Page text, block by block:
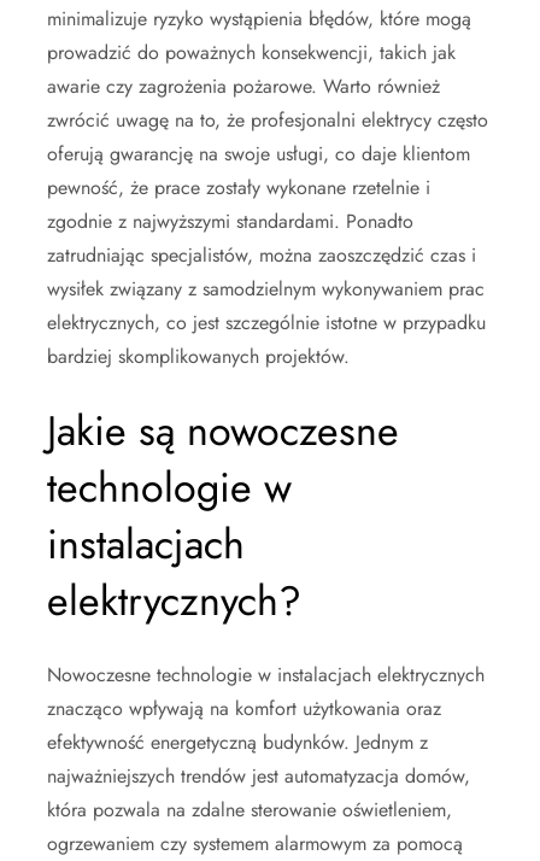
minimalizuje ryzyko wystąpienia błędów, które mogą
prowadzić do poważnych konsekwencji, takich jak
awarie czy zagrożenia pożarowe. Warto również
zwrócić uwagę na to, że profesjonalni elektrycy często
oferują gwarancję na swoje usługi, co daje klientom
pewność, że prace zostały wykonane rzetelnie i
zgodnie z najwyższymi standardami. Ponadto
zatrudniając specjalistów, można zaoszczędzić czas i
wysiłek związany z samodzielnym wykonywaniem prac
elektrycznych, co jest szczególnie istotne w przypadku
bardziej skomplikowanych projektów.
Jakie są nowoczesne
technologie w
instalacjach
elektrycznych?
Nowoczesne technologie w instalacjach elektrycznych
znacząco wpływają na komfort użytkowania oraz
efektywność energetyczną budynków. Jednym z
najważniejszych trendów jest automatyzacja domów,
która pozwala na zdalne sterowanie oświetleniem,
ogrzewaniem czy systemem alarmowym za pomocą